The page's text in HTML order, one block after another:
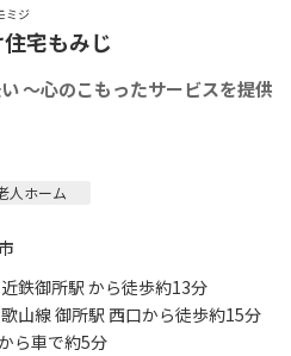
ミジ
宅もみじ
～心のこもったサービスを提供
人ホーム
鉄御所駅 から徒歩約13分
山線 御所駅 西口から徒歩約15分
ら車で約5分